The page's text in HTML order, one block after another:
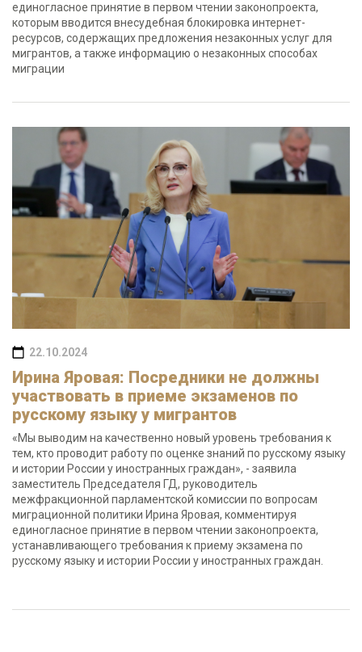
единогласное принятие в первом чтении законопроекта,
которым вводится внесудебная блокировка интернет-
ресурсов, содержащих предложения незаконных услуг для
мигрантов, а также информацию о незаконных способах
миграции
22.10.2024
Ирина Яровая: Посредники не должны
участвовать в приеме экзаменов по
русскому языку у мигрантов
«Мы выводим на качественно новый уровень требования к
тем, кто проводит работу по оценке знаний по русскому языку
и истории России у иностранных граждан», - заявила
заместитель Председателя ГД, руководитель
межфракционной парламентской комиссии по вопросам
миграционной политики Ирина Яровая, комментируя
единогласное принятие в первом чтении законопроекта,
устанавливающего требования к приему экзамена по
русскому языку и истории России у иностранных граждан.